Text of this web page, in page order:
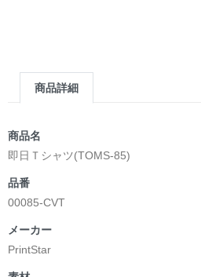
商品詳細
商品名
即日Ｔシャツ(TOMS-85)
品番
00085-CVT
メーカー
PrintStar